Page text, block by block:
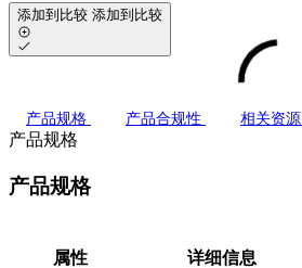
添加到比较 添加到比较
产品规格 产品合规性 相关资源
产品规格
产品规格
属性 详细信息